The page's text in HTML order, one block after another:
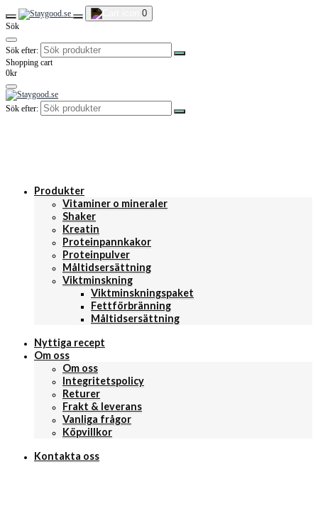
0
Sök
Sök efter:
Shopping cart
0kr
Sök efter:
Produkter
Vitaminer o mineraler
Shaker
Kreatin
Proteinpannkakor
Proteinpulver
Måltidsersättning
Viktminskning
Viktminskningspaket
Fettförbränning
Måltidsersättning
Nyttiga recept
Om oss
Om oss
Integritetspolicy
Returer
Frakt & leverans
Vanliga frågor
Köpvillkor
Kontakta oss